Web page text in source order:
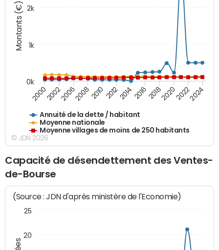
Montants (€)
Annuité de la dette / habitant
Moyenne nationale
Moyenne villages de moins de 250 habitants
20002002200620082010 2012201420162018202020222024
0k
1k
2k
© JDN 2026
Capacité de désendettement des Ventes-
de-Bourse
(Source : JDN d'après ministère de l'Economie)
20
25